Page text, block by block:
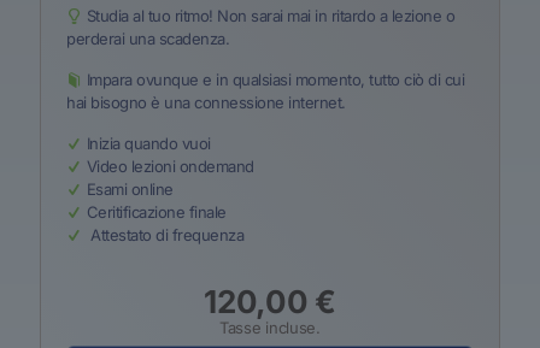
Studia al tuo ritmo! Non sarai mai in ritardo a lezione o
perderai una scadenza.
Impara ovunque e in qualsiasi momento, tutto ciò di cui
hai bisogno è una connessione internet.
Inizia quando vuoi
Video lezioni ondemand
Esami online
Ceritificazione finale
Attestato di frequenza
120,00 €
Tasse incluse.